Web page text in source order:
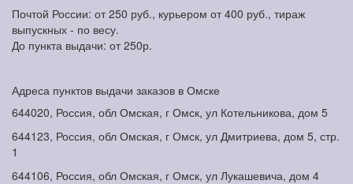
Почтой России: от 250 руб., курьером от 400 руб., тираж
выпускных - по весу.
До пункта выдачи: от 250р.
Адреса пунктов выдачи заказов в Омске
644020, Россия, обл Омская, г Омск, ул Котельникова, дом 5
644123, Россия, обл Омская, г Омск, ул Дмитриева, дом 5, стр.
1
644106, Россия, обл Омская, г Омск, ул Лукашевича, дом 4